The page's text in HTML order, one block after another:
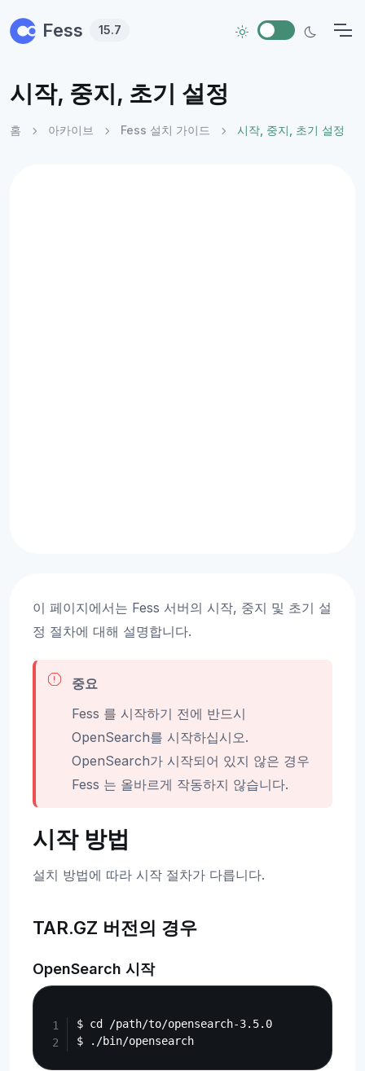
Fess 15.7
시작, 중지, 초기 설정
홈 아카이브 Fess 설치 가이드 시작, 중지, 초기 설정
이 페이지에서는 Fess 서버의 시작, 중지 및 초기 설
정 절차에 대해 설명합니다.
중요
Fess 를 시작하기 전에 반드시
OpenSearch를 시작하십시오.
OpenSearch가 시작되어 있지 않은 경우
Fess 는 올바르게 작동하지 않습니다.
시작 방법
설치 방법에 따라 시작 절차가 다릅니다.
TAR.GZ 버전의 경우
OpenSearch 시작
$ cd /path/to/opensearch-3.5.0